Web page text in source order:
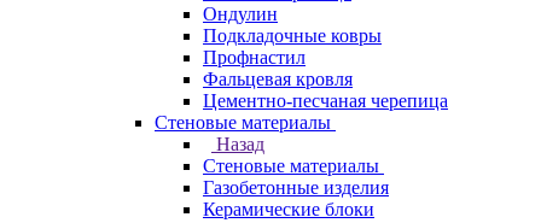
Ондулин
Подкладочные ковры
Профнастил
Фальцевая кровля
Цементно-песчаная черепица
Стеновые материалы
Назад
Стеновые материалы
Газобетонные изделия
Керамические блоки